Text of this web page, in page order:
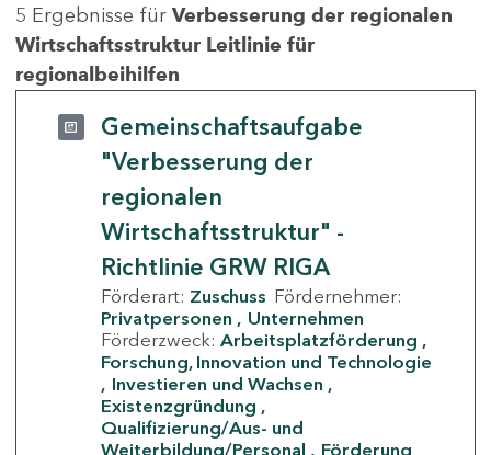
5 Ergebnisse für Verbesserung der regionalen
Wirtschaftsstruktur Leitlinie für
regionalbeihilfen
Gemeinschaftsaufgabe
"Verbesserung der
regionalen
Wirtschaftsstruktur" -
Richtlinie GRW RIGA
Förderart: Zuschuss Fördernehmer:
Privatpersonen
Unternehmen
Förderzweck: Arbeitsplatzförderung
Forschung, Innovation und Technologie
Investieren und Wachsen
Existenzgründung
Qualifizierung/Aus- und
Weiterbildung/Personal
Förderung